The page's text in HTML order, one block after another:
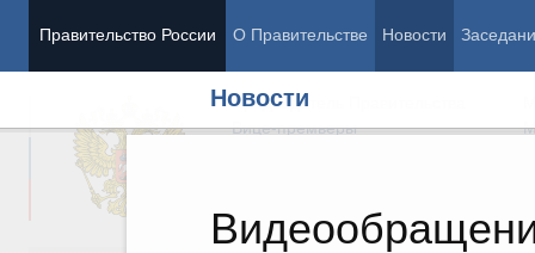
Правительство России О Правительстве Новости
Новости
Председатель Правительства
Вице-премьеры